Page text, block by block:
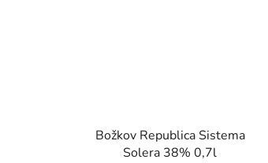
Božkov Republica Sistema
Solera 38% 0,7l